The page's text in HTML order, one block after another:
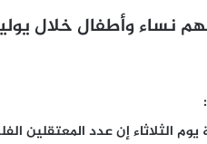
الثلاثاء إن عدد المعتقلين